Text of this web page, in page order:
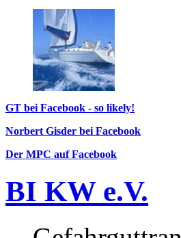
GT bei Facebook - so likely!
Norbert Gisder bei Facebook
Der MPC auf Facebook
BI KW e.V.